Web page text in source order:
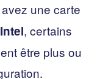
une carte
Intel, certains
être plus ou